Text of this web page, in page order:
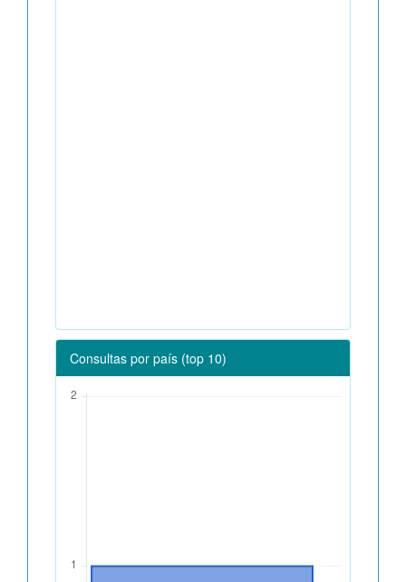
Consultas por país (top 10)